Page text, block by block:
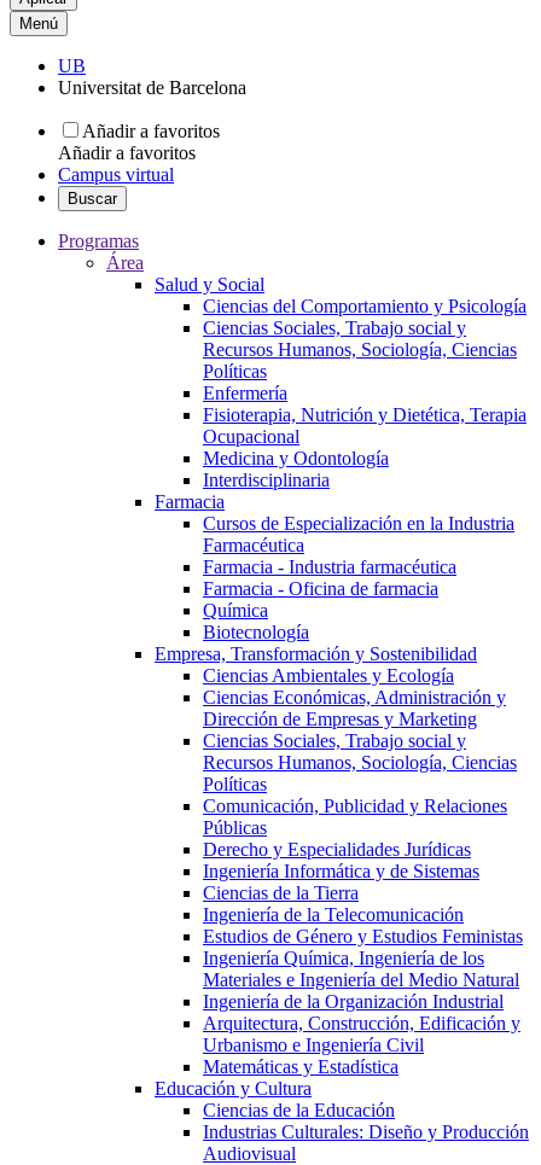
Menú
UB
Universitat de Barcelona
Añadir a favoritos
Añadir a favoritos
Campus virtual
Buscar
Programas
Área
Salud y Social
Ciencias del Comportamiento y Psicología
Ciencias Sociales, Trabajo social y
Recursos Humanos, Sociología, Ciencias
Políticas
Enfermería
Fisioterapia, Nutrición y Dietética, Terapia
Ocupacional
Medicina y Odontología
Interdisciplinaria
Farmacia
Cursos de Especialización en la Industria
Farmacéutica
Farmacia - Industria farmacéutica
Farmacia - Oficina de farmacia
Química
Biotecnología
Empresa, Transformación y Sostenibilidad
Ciencias Ambientales y Ecología
Ciencias Económicas, Administración y
Dirección de Empresas y Marketing
Ciencias Sociales, Trabajo social y
Recursos Humanos, Sociología, Ciencias
Políticas
Comunicación, Publicidad y Relaciones
Públicas
Derecho y Especialidades Jurídicas
Ingeniería Informática y de Sistemas
Ciencias de la Tierra
Ingeniería de la Telecomunicación
Estudios de Género y Estudios Feministas
Ingeniería Química, Ingeniería de los
Materiales e Ingeniería del Medio Natural
Ingeniería de la Organización Industrial
Arquitectura, Construcción, Edificación y
Urbanismo e Ingeniería Civil
Matemáticas y Estadística
Educación y Cultura
Ciencias de la Educación
Industrias Culturales: Diseño y Producción
Audiovisual